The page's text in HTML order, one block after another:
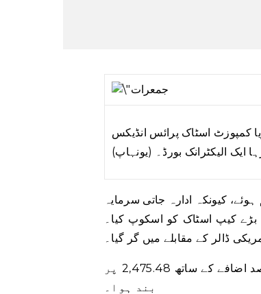
کمپوزٹ اسٹاک پرائس انڈیکس
ایک الیکٹرانک بورڈ۔ (یونہاپ)
کیونکہ ادارہ جاتی سرمایہ
کیپ اسٹاک کو اسکوپ کیا۔
ڈالر کے مقابلے میں گر گیا۔
بینچ مارک کوریا کمپوزٹ اسٹاک پرائس انڈیکس 47.58 پوائنٹس یا 1.96 فیصد اضافے کے ساتھ 2,475.48 پر
بند ہوا۔